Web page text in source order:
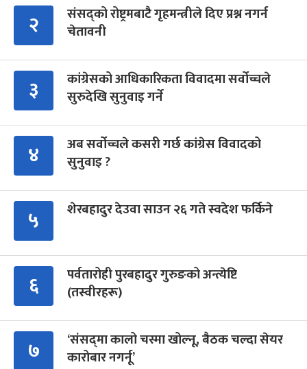
२
संसद्को रोष्ट्रमबाटै गृहमन्त्रीले दिए प्रश्न नगर्न
चेतावनी
३
कांग्रेसको आधिकारिकता विवादमा सर्वोच्चले
सुरुदेखि सुनुवाइ गर्ने
४
अब सर्वोच्चले कसरी गर्छ कांग्रेस विवादको
सुनुवाइ ?
५ शेरबहादुर देउवा साउन २६ गते स्वदेश फर्किने
६
पर्वतारोही पुरबहादुर गुरुङको अन्त्येष्टि
(तस्वीरहरू)
७
‘संसद्‍मा कालो चस्मा खोल्नू, बैठक चल्दा सेयर
कारोबार नगर्नू’